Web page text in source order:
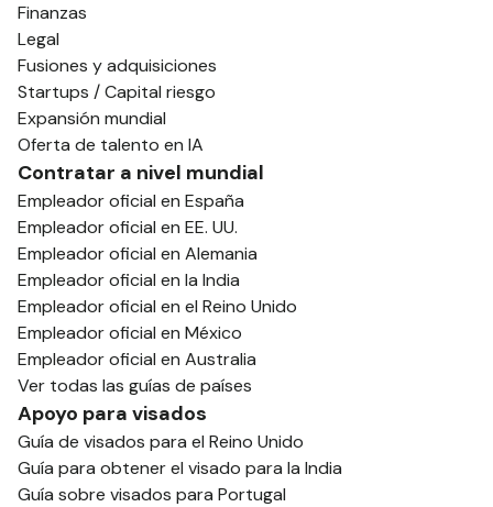
Finanzas
Legal
Fusiones y adquisiciones
Startups / Capital riesgo
Expansión mundial
Oferta de talento en IA
Contratar a nivel mundial
Empleador oficial en España
Empleador oficial en EE. UU.
Empleador oficial en Alemania
Empleador oficial en la India
Empleador oficial en el Reino Unido
Empleador oficial en México
Empleador oficial en Australia
Ver todas las guías de países
Apoyo para visados
Guía de visados para el Reino Unido
Guía para obtener el visado para la India
Guía sobre visados para Portugal